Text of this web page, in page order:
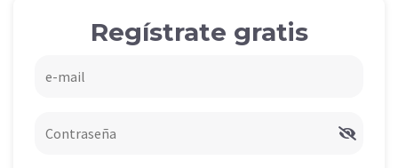
Regístrate gratis